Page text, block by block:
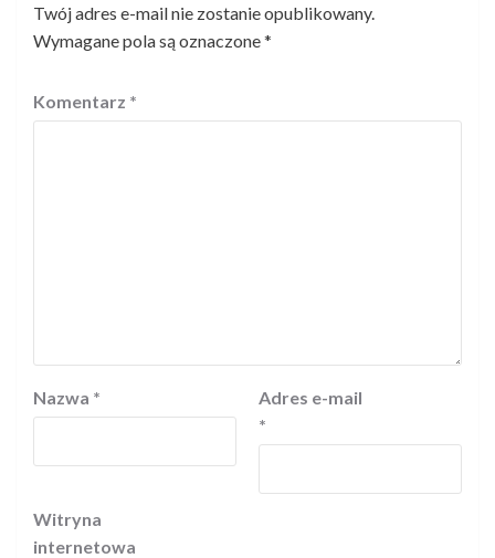
Twój adres e-mail nie zostanie opublikowany.
Wymagane pola są oznaczone*
Komentarz *
Nazwa *
Adres e-mail
*
Witryna
internetowa